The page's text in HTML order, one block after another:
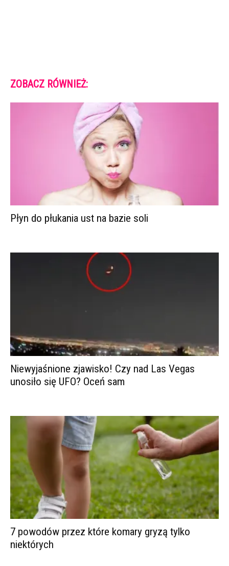
ZOBACZ RÓWNIEŻ:
Płyn do płukania ust na bazie soli
Niewyjaśnione zjawisko! Czy nad Las Vegas
unosiło się UFO? Oceń sam
7 powodów przez które komary gryzą tylko
niektórych